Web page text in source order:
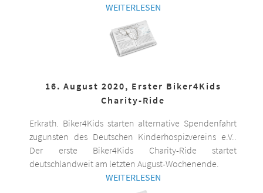
WEITERLESEN
16. August 2020, Erster Biker4Kids
Charity-Ride
Erkrath. Biker4Kids starten alternative Spendenfahrt
zugunsten des Deutschen Kinderhospizvereins e.V..
Der erste Biker4Kids Charity-Ride startet
deutschlandweit am letzten August-Wochenende.
WEITERLESEN